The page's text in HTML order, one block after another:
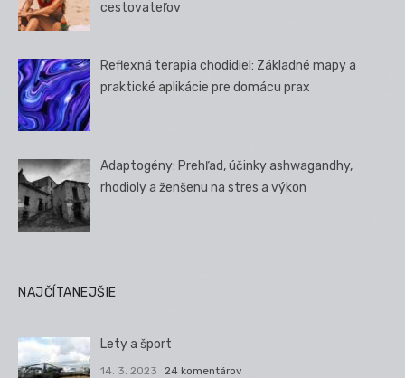
cestovateľov
Reflexná terapia chodidiel: Základné mapy a
praktické aplikácie pre domácu prax
Adaptogény: Prehľad, účinky ashwagandhy,
rhodioly a ženšenu na stres a výkon
NAJČÍTANEJŠIE
Lety a šport
14. 3. 2023 24 komentárov